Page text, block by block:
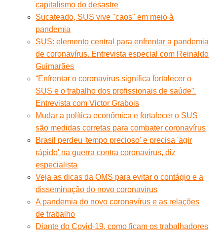
capitalismo do desastre
Sucateado, SUS vive "caos" em meio à
pandemia
SUS: elemento central para enfrentar a pandemia
de coronavírus. Entrevista especial com Reinaldo
Guimarães
“Enfrentar o coronavírus significa fortalecer o
SUS e o trabalho dos profissionais de saúde”.
Entrevista com Victor Grabois
Mudar a política econômica e fortalecer o SUS
são medidas corretas para combater coronavírus
Brasil perdeu 'tempo precioso' e precisa 'agir
rápido' na guerra contra coronavírus, diz
especialista
Veja as dicas da OMS para evitar o contágio e a
disseminação do novo coronavírus
A pandemia do novo coronavírus e as relações
de trabalho
Diante do Covid-19, como ficam os trabalhadores